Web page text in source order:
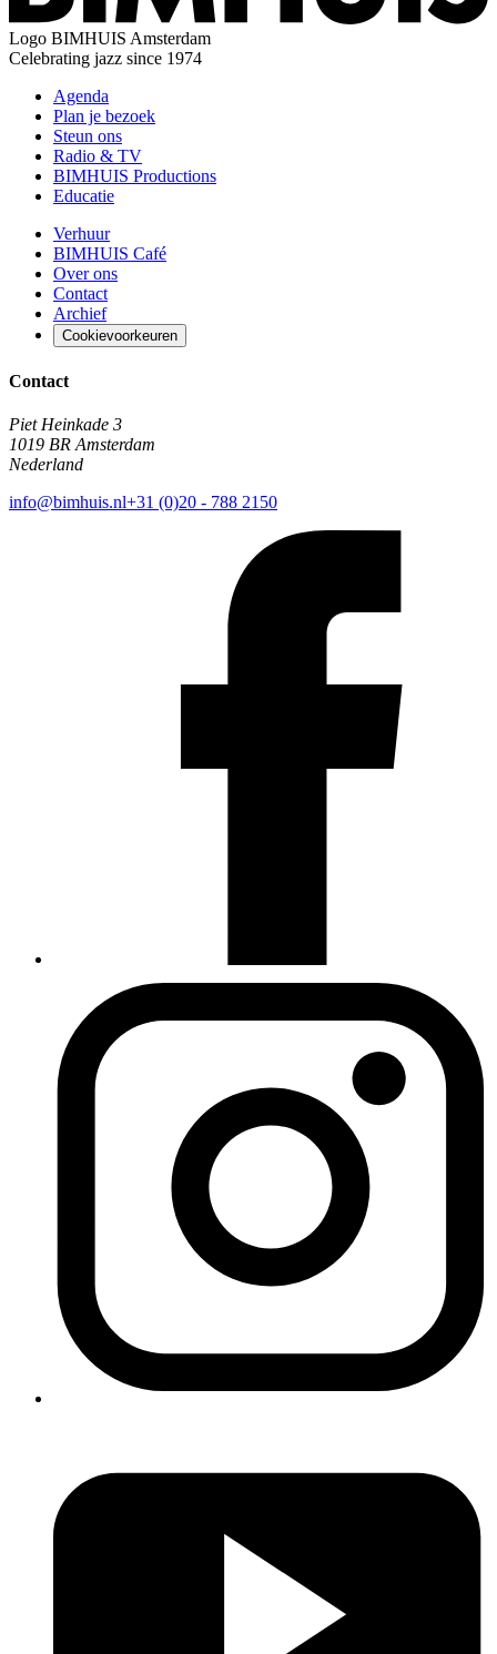
Logo BIMHUIS Amsterdam
Celebrating jazz since 1974
Agenda
Plan je bezoek
Steun ons
Radio & TV
BIMHUIS Productions
Educatie
Verhuur
BIMHUIS Café
Over ons
Contact
Archief
Cookievoorkeuren
Contact
Piet Heinkade 3
1019 BR Amsterdam
Nederland
info@bimhuis.nl+31 (0)20 - 788 2150